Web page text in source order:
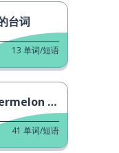
台词
13 单词/短语
High
41 单词/短语